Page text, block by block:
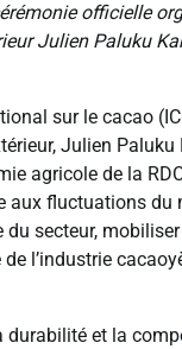
officielle
Julien Paluku
sur le cacao
Julien
agricole de la
aux fluctuations du
secteur,
l’industrie
durabilité et la